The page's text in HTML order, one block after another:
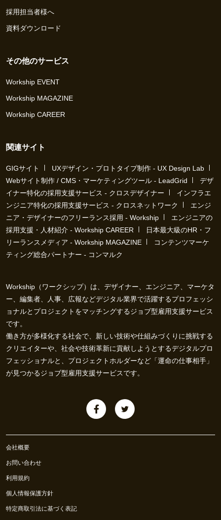
採用担当者様へ
資料ダウンロード
その他のサービス
Workship EVENT
Workship MAGAZINE
Workship CAREER
関連サイト
GIGサイト
UXデザイン・プロトタイプ制作 - UX Design Lab
Webサイト制作 / CMS・マーケティングツール - LeadGrid
デザ
イナー特化の採用支援サービス - クロスデザイナー
インフラエ
ンジニア特化の採用支援サービス - クロスネットワーク
エンジ
ニア・デザイナーのフリーランス採用 - Workship
エンジニアの
採用支援・人材紹介 - Workship CAREER
日本最大級のHR・フ
リーランスメディア - Workship MAGAZINE
コンテンツマーケ
ティング総合パートナー - コンマルク
Workship（ワークシップ）は、デザイナー、エンジニア、マーケタ
ー、編集者、人事、広報などデジタル業界で活躍するプロフェッシ
ョナルとプロジェクトをマッチングするジョブ型雇用支援サービス
です。
働き方が多様化する社会で、新しい技術や仕組みづくりに挑戦する
クリエイターや、社会や技術革新に貢献しようとするデジタルプロ
フェッショナルと、プロジェクトホルダーなど「運命の仕事相手」
が見つかるジョブ型雇用支援サービスです。
会社概要
お問い合わせ
利用規約
個人情報保護方針
特定商取引法に基づく表記